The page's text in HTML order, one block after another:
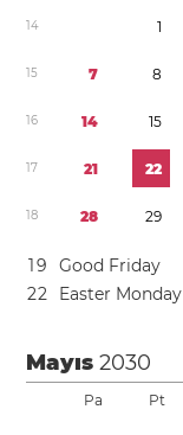
14 1
15 7 8
16 14 15
17 21 22
18 28 29
19
Good Friday
22 Easter Monday
Mayıs2030
Pa Pt